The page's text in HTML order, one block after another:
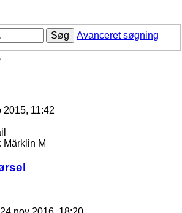
Søg
Avanceret søgning
2015, 11:42
Märklin M